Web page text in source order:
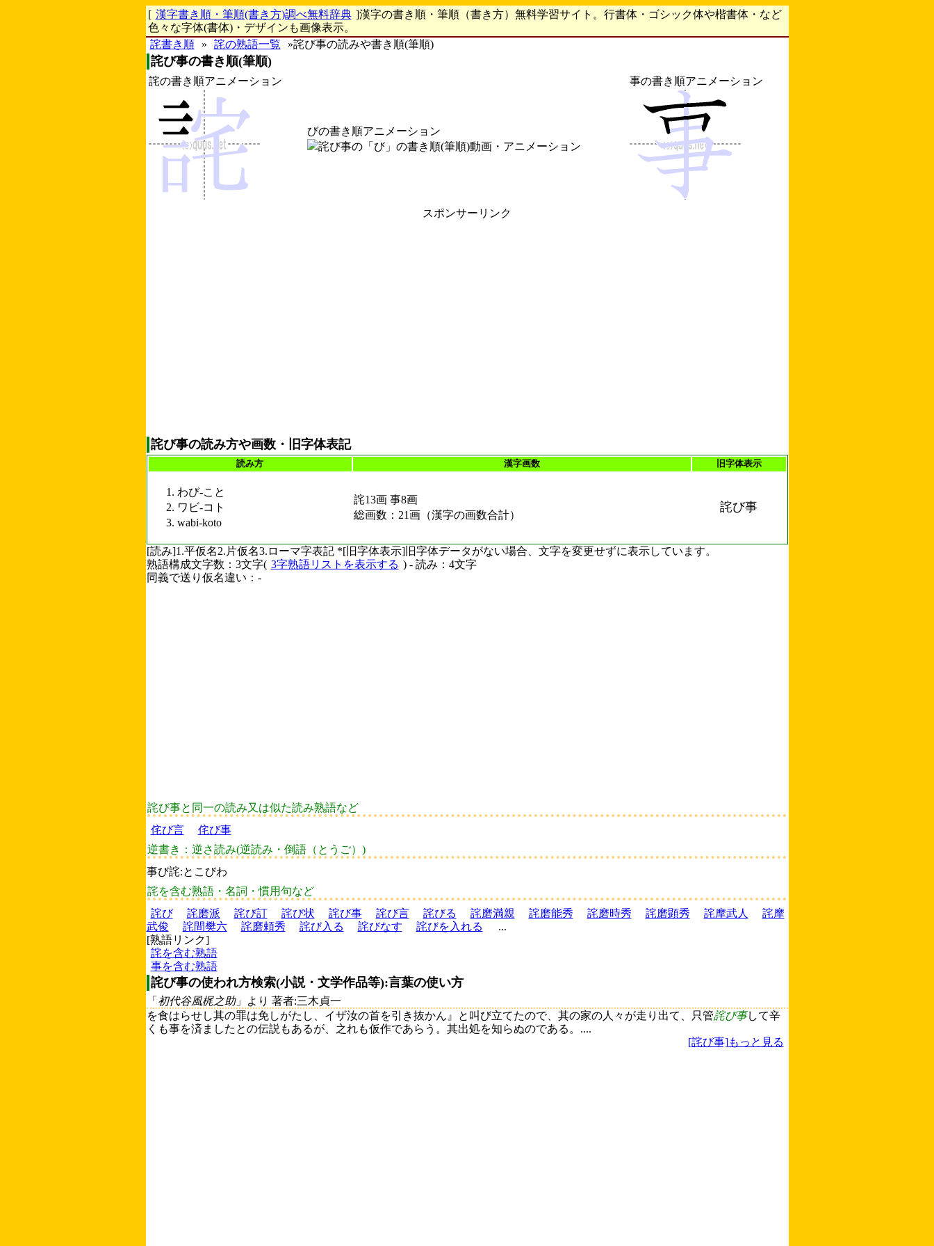
[ 漢字書き順・筆順(書き方)調べ無料辞典 ]漢字の書き順・筆順（書き方）無料学習サイト。行書体・ゴシック体や楷書体・など
色々な字体(書体)・デザインも画像表示。
詫書き順
» 詫の熟語一覧 »詫び事の読みや書き順(筆順)
詫び事の書き順(筆順)
詫の書き順アニメーション
びの書き順アニメーション
事の書き順アニメーション
スポンサーリンク
詫び事の読み方や画数・旧字体表記
読み方 漢字画数 旧字体表示
わび-こと
ワビ-コト
wabi-koto
詫13画 事8画
総画数：21画（漢字の画数合計）
詫び事
[読み]1.平仮名2.片仮名3.ローマ字表記 *[旧字体表示]旧字体データがない場合、文字を変更せずに表示しています。
熟語構成文字数：3文字( 3字熟語リストを表示する ) - 読み：4文字
同義で送り仮名違い：-
詫び事と同一の読み又は似た読み熟語など
侘び言
侘び事
逆書き：逆さ読み(逆読み・倒語（とうご）)
事び詫:とこびわ
詫を含む熟語・名詞・慣用句など
詫び
詫磨派 詫び訂 詫び状 詫び事 詫び言 詫びる 詫磨満親 詫磨能秀 詫磨時秀 詫磨顕秀 詫摩武人
詫摩
武俊
詫間樊六 詫磨頼秀 詫び入る 詫びなす 詫びを入れる
...
[熟語リンク]
詫を含む熟語
事を含む熟語
詫び事の使われ方検索(小説・文学作品等):言葉の使い方
「 初代谷風梶之助」より 著者:三木貞一
を食はらせし其の罪は免しがたし、イザ汝の首を引き抜かん』と叫び立てたので、其の家の人々が走り出て、只管詫び事して辛
くも事を済ましたとの伝説もあるが、之れも仮作であらう。其出処を知らぬのである。....
[詫び事]もっと見る